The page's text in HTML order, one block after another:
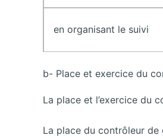
en organisant le suivi
b- Place et exercice du
La place et l’exercice du
La place du contrôleur